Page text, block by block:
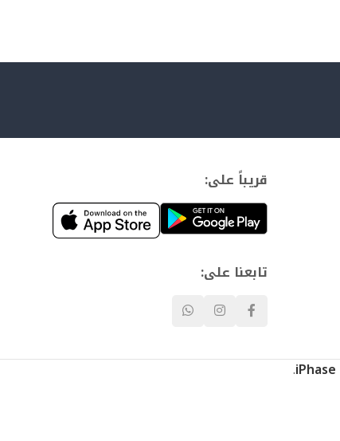
قريباً على:
تابعنا على:
iPhase
.